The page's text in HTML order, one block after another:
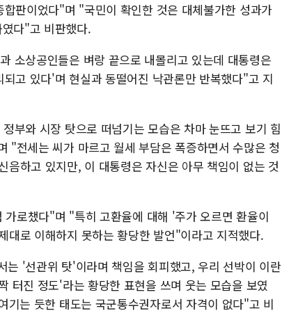
판이었다"며 "국민이 확인한 것은 대체불가한 성과가
다"고 비판했다.
소상공인들은 벼랑 끝으로 내몰리고 있는데 대통령은
고 있다'며 현실과 동떨어진 낙관론만 반복했다"고 지
부와 시장 탓으로 떠넘기는 모습은 차마 눈뜨고 보기 힘
"전세는 씨가 마르고 월세 부담은 폭증하면서 수많은 청
음하고 있지만, 이 대통령은 자신은 아무 책임이 없는 것
로챘다"며 "특히 고환율에 대해 '주가 오르면 환율이
대로 이해하지 못하는 황당한 발언"이라고 지적했다.
'선관위 탓'이라며 책임을 회피했고, 우리 선박이 이란
터진 정도'라는 황당한 표현을 쓰며 웃는 모습을 보였
는 듯한 태도는 국군통수권자로서 자격이 없다"고 비